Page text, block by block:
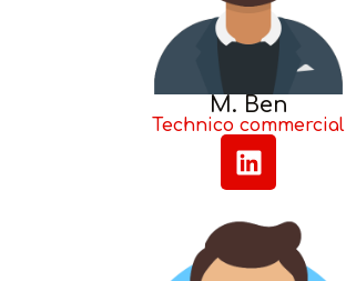
M. Ben
Technico commercial